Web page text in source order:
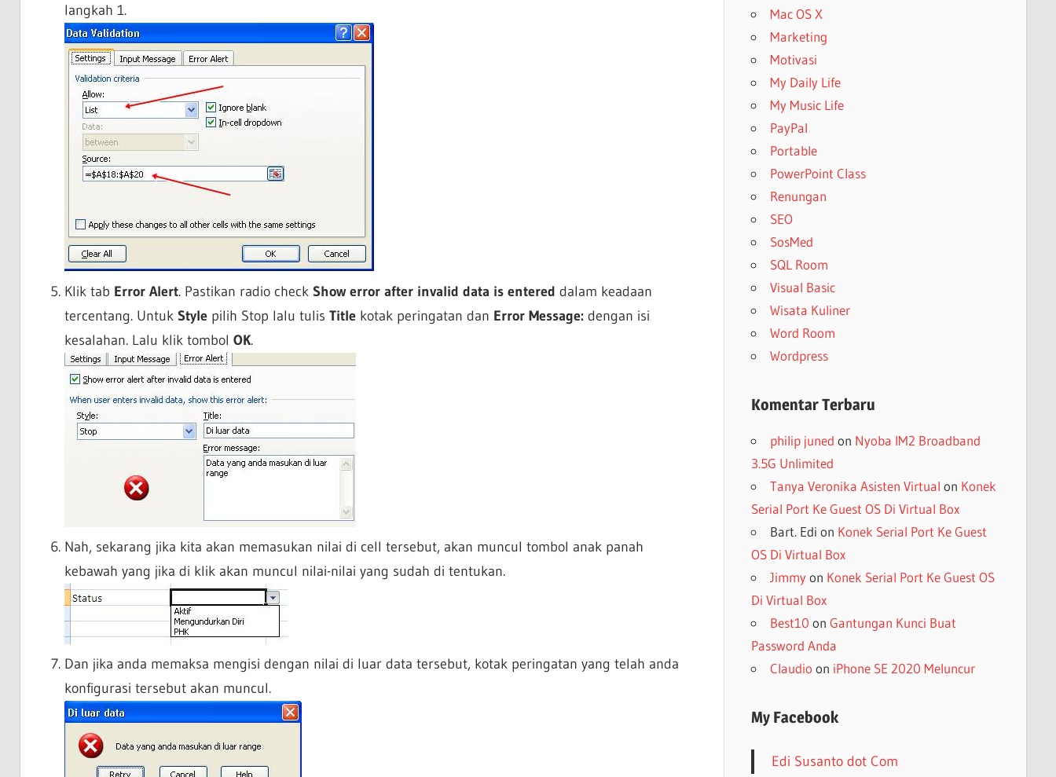
langkah 1.
Klik tab Error Alert. Pastikan radio check Show error after invalid data is entered dalam keadaan
tercentang. Untuk Style pilih Stop lalu tulis Title kotak peringatan dan Error Message: dengan isi
kesalahan. Lalu klik tombol OK.
Nah, sekarang jika kita akan memasukan nilai di cell tersebut, akan muncul tombol anak panah
kebawah yang jika di klik akan muncul nilai-nilai yang sudah di tentukan.
Dan jika anda memaksa mengisi dengan nilai di luar data tersebut, kotak peringatan yang telah anda
konfigurasi tersebut akan muncul.
Mac OS X
Marketing
Motivasi
My Daily Life
My Music Life
PayPal
Portable
PowerPoint Class
Renungan
SEO
SosMed
SQL Room
Visual Basic
Wisata Kuliner
Word Room
Wordpress
Komentar Terbaru
philip juned on Nyoba IM2 Broadband
3.5G Unlimited
Tanya Veronika Asisten Virtual on Konek
Serial Port Ke Guest OS Di Virtual Box
Bart. Edi on Konek Serial Port Ke Guest
OS Di Virtual Box
Jimmyon Konek Serial Port Ke Guest OS
Di Virtual Box
Best10 on Gantungan Kunci Buat
Password Anda
Claudio on iPhone SE 2020 Meluncur
My Facebook
Edi Susanto dot Com